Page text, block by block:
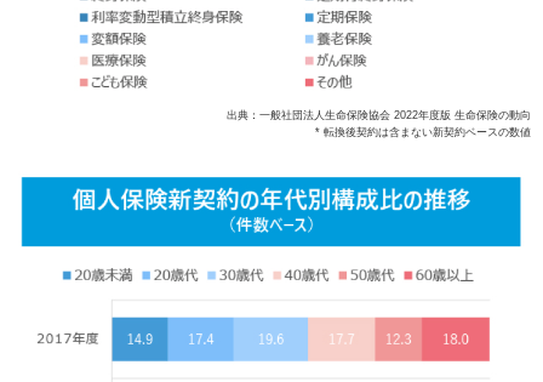
出典：一般社団法人生命保険協会 2022年度版 生命保険の動向
* 転換後契約は含まない新契約ベースの数値